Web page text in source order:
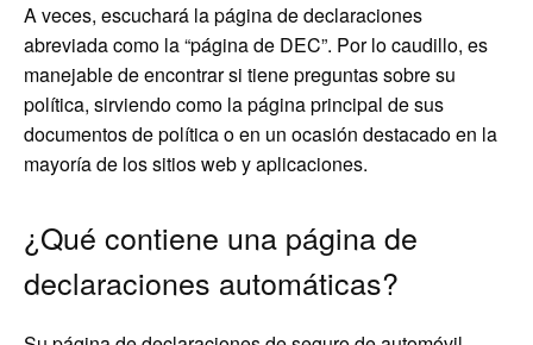
A veces, escuchará la página de declaraciones
abreviada como la “página de DEC”. Por lo caudillo, es
manejable de encontrar si tiene preguntas sobre su
política, sirviendo como la página principal de sus
documentos de política o en un ocasión destacado en la
mayoría de los sitios web y aplicaciones.
¿Qué contiene una página de
declaraciones automáticas?